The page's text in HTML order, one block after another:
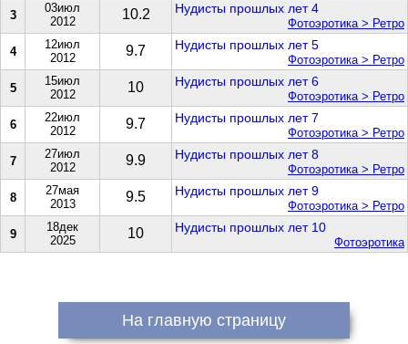
3
03июл
2012
10.2 Нудисты прошлых лет 4
Фотоэротика > Ретро
4
12июл
2012
9.7 Нудисты прошлых лет 5
Фотоэротика > Ретро
5
15июл
2012
10 Нудисты прошлых лет 6
Фотоэротика > Ретро
6
22июл
2012
9.7 Нудисты прошлых лет 7
Фотоэротика > Ретро
7
27июл
2012
9.9 Нудисты прошлых лет 8
Фотоэротика > Ретро
8
27мая
2013
9.5 Нудисты прошлых лет 9
Фотоэротика > Ретро
9
18дек
2025
10 Нудисты прошлых лет 10
Фотоэротика
На главную страницу